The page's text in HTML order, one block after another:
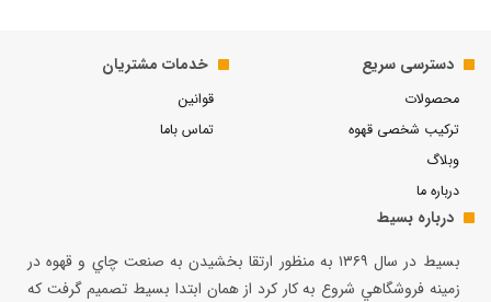
دسترسی سریع
محصولات
ترکیب شخصی قهوه
وبلاگ
درباره ما
خدمات مشتریان
قوانین
تماس باما
درباره بسیط
بسيط در سال ۱۳۶۹ به منظور ارتقا بخشيدن به صنعت چاي و قهوه در
زمينه فروشگاهي شروع به كار كرد از همان ابتدا بسيط تصميم گرفت كه